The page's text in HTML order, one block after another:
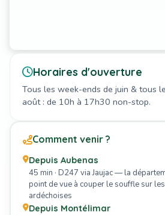
Horaires d'ouverture
Tous les week-ends de juin & tous
août : de 10h à 17h30 non-stop.
Comment venir ?
Depuis Aubenas
45 min · D247 via Jaujac — la
point de vue à couper le souffle sur
ardéchoises
Depuis Montélimar